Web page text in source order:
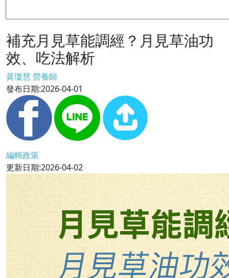
補充月見草能調經？月見草油功
效、吃法解析
黃瓊慧 營養師
發布日期:2026-04-01
編輯政策
更新日期:2026-04-02